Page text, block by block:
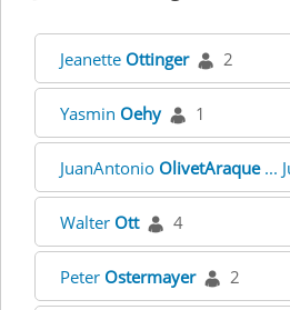
Jeanette Ottinger 2
Yasmin Oehy 1
JuanAntonio OlivetAraque...
Walter Ott 4
Peter Ostermayer 2